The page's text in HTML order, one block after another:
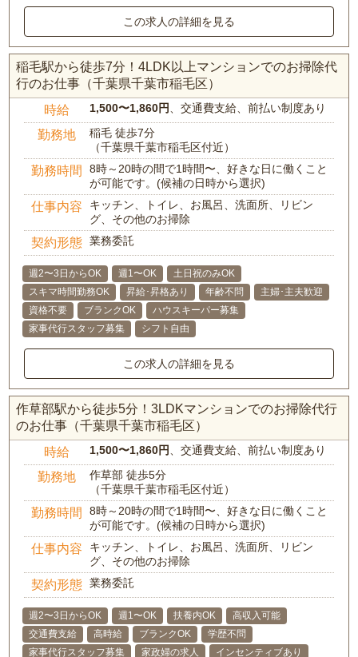
この求人の詳細を見る
稲毛駅から徒歩7分！4LDK以上マンションでのお掃除代
行のお仕事（千葉県千葉市稲毛区）
時給 1,500〜1,860円 、交通費支給、前払い制度あり
勤務地
稲毛 徒歩7分
（千葉県千葉市稲毛区付近）
勤務時間
8時～20時の間で1時間〜、好きな日に働くこと
が可能です。(候補の日時から選択)
仕事内容
キッチン、トイレ、お風呂、洗面所、リビン
グ、その他のお掃除
契約形態 業務委託
週2〜3日からOK 週1〜OK
土日祝のみOK
スキマ時間勤務OK
昇給･昇格あり 年齢不問
主婦･主夫歓迎
資格不要
ブランクOK
ハウスキーパー募集
家事代行スタッフ募集
シフト自由
この求人の詳細を見る
作草部駅から徒歩5分！3LDKマンションでのお掃除代行
のお仕事（千葉県千葉市稲毛区）
時給 1,500〜1,860円 、交通費支給、前払い制度あり
勤務地
作草部 徒歩5分
（千葉県千葉市稲毛区付近）
勤務時間
8時～20時の間で1時間〜、好きな日に働くこと
が可能です。(候補の日時から選択)
仕事内容
キッチン、トイレ、お風呂、洗面所、リビン
グ、その他のお掃除
契約形態 業務委託
週2〜3日からOK 週1〜OK 扶養内OK
高収入可能
交通費支給
高時給 ブランクOK
学歴不問
家事代行スタッフ募集
家政婦の求人 インセンティブあり